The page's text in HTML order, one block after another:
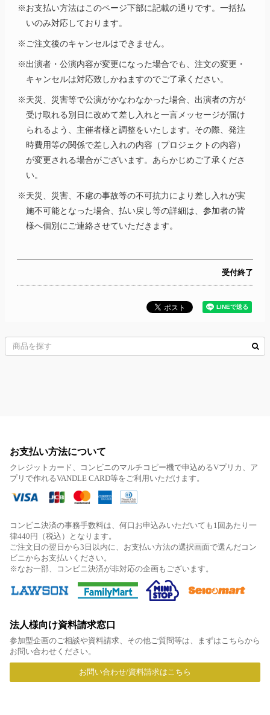
※お支払い方法はこのページ下部に記載の通りです。一括払
いのみ対応しております。
※ご注文後のキャンセルはできません。
※出演者・公演内容が変更になった場合でも、注文の変更・
キャンセルは対応致しかねますのでご了承ください。
※天災、災害等で公演がかなわなかった場合、出演者の方が
受け取れる別日に改めて差し入れと一言メッセージが届け
られるよう、主催者様と調整をいたします。その際、発注
時費用等の関係で差し入れの内容（プロジェクトの内容）
が変更される場合がございます。あらかじめご了承くださ
い。
※天災、災害、不慮の事故等の不可抗力により差し入れが実
施不可能となった場合、払い戻し等の詳細は、参加者の皆
様へ個別にご連絡させていただきます。
受付終了
お支払い方法について
クレジットカード、コンビニのマルチコピー機で申込めるVプリカ、ア
プリで作れるVANDLE CARD等をご利用いただけます。
コンビニ決済の事務手数料は、何口お申込みいただいても1回あたり一
律440円（税込）となります。
ご注文日の翌日から3日以内に、お支払い方法の選択画面で選んだコン
ビニからお支払いください。
※なお一部、コンビニ決済が非対応の企画もございます。
法人様向け資料請求窓口
参加型企画のご相談や資料請求、その他ご質問等は、まずはこちらから
お問い合わせください。
お問い合わせ/資料請求はこちら